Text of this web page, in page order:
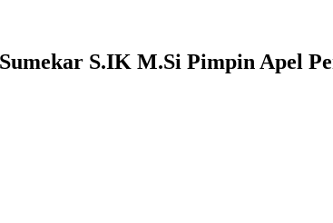
S.IK M.Si Pimpin Apel